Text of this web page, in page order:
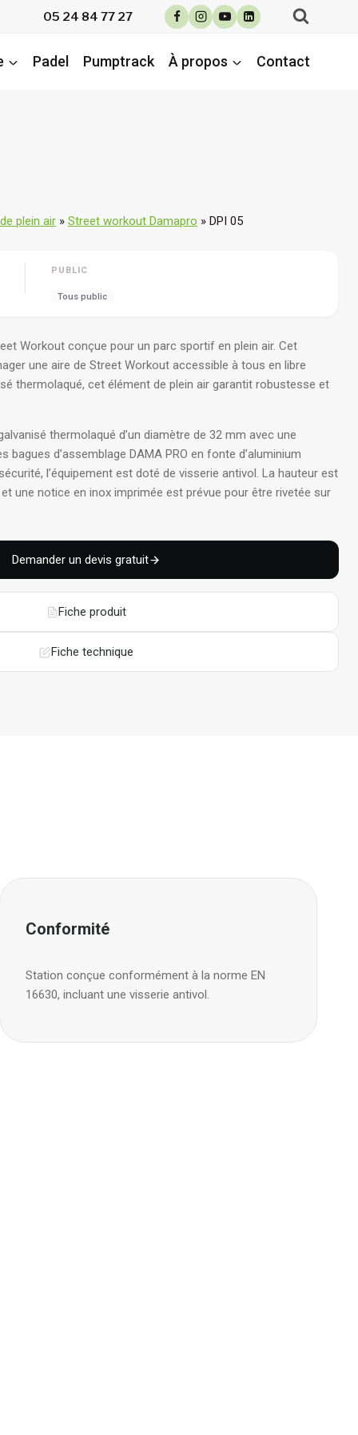
05 24 84 77 27
Padel Pumptrack À propos Contact
plein air » Street workout Damapro » DPI 05
PUBLIC
Tous public
Workout conçue pour un parc sportif en plein air. Cet
une aire de Street Workout accessible à tous en libre
thermolaqué, cet élément de plein air garantit robustesse et
thermolaqué d’un diamètre de 32 mm avec une
bagues d’assemblage DAMA PRO en fonte d’aluminium
l’équipement est doté de visserie antivol. La hauteur est
une notice en inox imprimée est prévue pour être rivetée sur
Demander un devis gratuit
Fiche produit
Fiche technique
Conformité
Station conçue conformément à la norme EN
16630, incluant une visserie antivol.